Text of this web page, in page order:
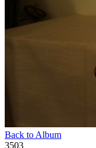
Back to Album
3503